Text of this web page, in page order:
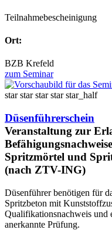
Teilnahmebescheinigung
Ort:
BZB Krefeld
zum Seminar
star star star star star_half
Düsenführerschein
Veranstaltung zur
Spritzmörtel und
(nach ZTV-ING)
Düsenführer benötigen für
Spritzbeton mit
Qualifikationsnachweis und
anerkannte Prüfung.